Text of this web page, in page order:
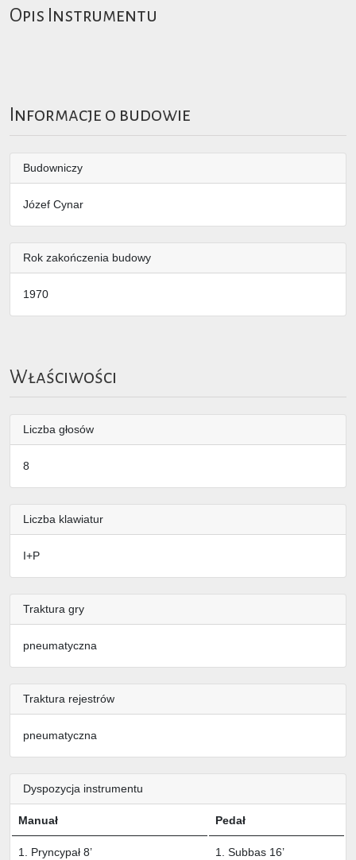
Opis Instrumentu
Informacje o budowie
Budowniczy
Józef Cynar
Rok zakończenia budowy
1970
Właściwości
Liczba głosów
8
Liczba klawiatur
I+P
Traktura gry
pneumatyczna
Traktura rejestrów
pneumatyczna
Dyspozycja instrumentu
Manuał Pedał
1. Pryncypał 8’ 1. Subbas 16’